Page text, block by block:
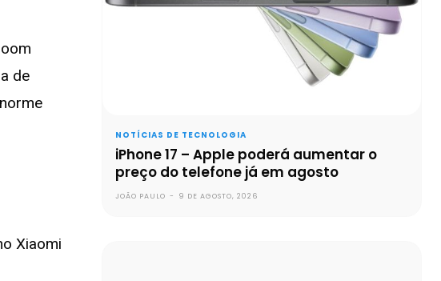
de
Xiaomi
NOTÍCIAS DE TECNOLOGIA
iPhone 17 – Apple poderá aumentar o
preço do telefone já em agosto
JOÃO PAULO - 9 DE AGOSTO, 2026